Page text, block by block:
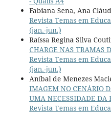
Fabiana Sena, Ana
Revista Temas em
(jan.-jun.)
Raíssa Regina Silva
CHARGE NAS TRAMAS
Revista Temas em
(jan.-jun.)
Aníbal de Menezes
IMAGEM NO CENÁRIO
UMA NECESSIDADE DA
Revista Temas em